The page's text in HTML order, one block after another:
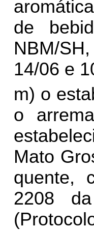
de
NBM/
14/06 e
m) o
o
Mato
quente,
2208